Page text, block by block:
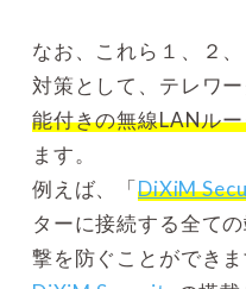
なお、これら１、２
対策として、テレワ
能付きの無線LANル
ます。
例えば、「DiXiM
ターに接続する全て
撃を防ぐことができま